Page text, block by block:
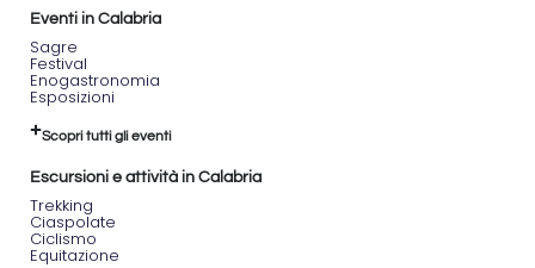
da
arrivo in
vetta al
desidera
l’esperienza,
Eventi in Calabria
Sagre
Festival
Enogastronomia
Esposizioni
Scopri tutti gli eventi
Escursioni e attività in Calabria
Trekking
Ciaspolate
Ciclismo
Equitazione